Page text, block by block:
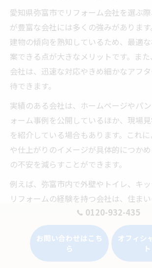
愛知県弥富市でリフォーム会社を選ぶ
が豊富な会社には多くの強みがありま
建物の傾向を熟知しているため、最適
案できる点が大きなメリットです。ま
会社は、迅速な対応やきめ細かなアフ
待できます。
実績のある会社は、ホームページやパ
ォーム事例を公開しているほか、現場
を紹介している場合もあります。これ
や仕上がりのイメージが具体的につか
の不安を減らすことができます。
例えば、弥富市内で外壁やトイレ、キッ
リフォームの経験を持つ会社は、住ま
合わせた柔軟な提案が可能です。地元な
ワークや情報も活かし、価格面でも納得
ムが実現しやすくなります。
0120-932-435
お問い合わせはこち
ら
オフィシ
ト